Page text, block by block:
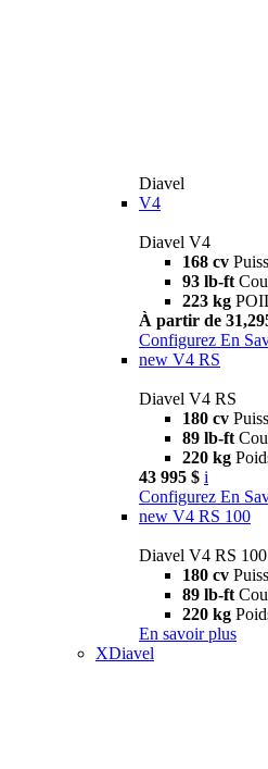
Diavel
V4
Diavel V4
168 cv
93 lb-ft
223 kg
À partir de
Configurez En
new V4 RS
Diavel V4 RS
180 cv
89 lb-ft
220 kg
43 995 $ i
Configurez En
new V4 RS 100
Diavel V4 RS 100
180 cv
89 lb-ft
220 kg
En savoir plus
XDiavel